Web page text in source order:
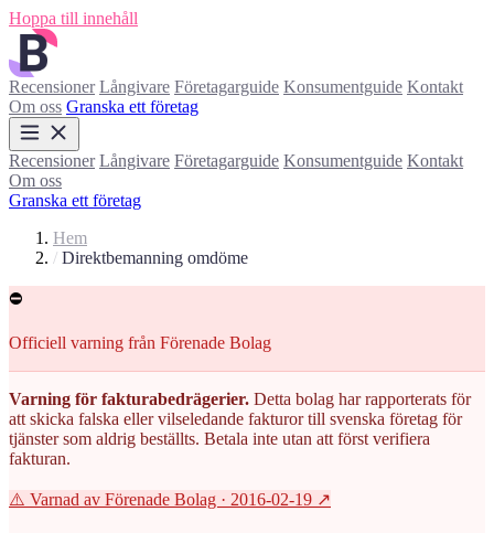
Hoppa till innehåll
Recensioner Långivare Företagarguide Konsumentguide Kontakt
Om oss Granska ett företag
Recensioner Långivare Företagarguide Konsumentguide Kontakt
Om oss
Granska ett företag
Hem
/ Direktbemanning omdöme
⛔
Officiell varning från Förenade Bolag
Varning för fakturabedrägerier. Detta bolag har rapporterats för
att skicka falska eller vilseledande fakturor till svenska företag för
tjänster som aldrig beställts. Betala inte utan att först verifiera
fakturan.
⚠️ Varnad av Förenade Bolag · 2016-02-19 ↗